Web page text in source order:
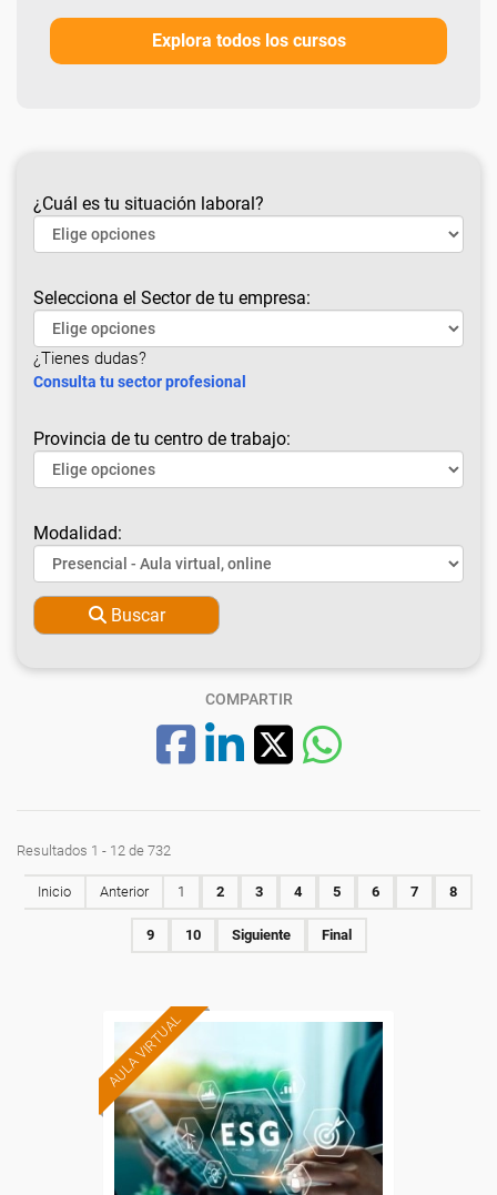
Explora todos los cursos
¿Cuál es tu situación laboral?
Selecciona el Sector de tu empresa:
¿Tienes dudas?
Consulta tu sector profesional
Provincia de tu centro de trabajo:
Modalidad:
Buscar
COMPARTIR
Resultados 1 - 12 de 732
Inicio Anterior 1 2 3 4 5 6 7 8
9 10 Siguiente Final
AULA VIRTUAL Formación 100%
subvencionada.
Para desempleados,
trabajadores y autónomos.